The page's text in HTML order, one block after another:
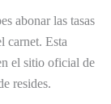
abonar las tasas
carnet. Esta
el sitio oficial de
resides.